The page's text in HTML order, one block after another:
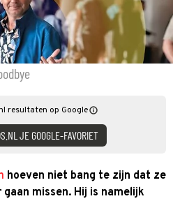
resultaten op Google
JE GOOGLE-FAVORIET
hoeven niet bang te zijn dat ze
missen. Hij is namelijk